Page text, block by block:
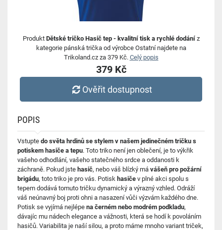
Produkt Dětské tričko Hasič tep - kvalitní tisk a rychlé dodáníz
kategorie pánská trička od výrobce Ostatní najdete na
Trikoland.cz za 379 Kč. Celý popis
379 Kč
Ověřit dostupnost
POPIS
Vstupte do světa hrdinů se stylem v našem jedinečném tričku s
potiskem hasiče a tepu. Toto triko není jen oblečení, je to výkřik
vašeho odhodlání, vašeho statečného srdce a oddanosti k
záchraně. Pokud jste hasič, nebo váš blízký má vášeň pro požární
brigádu, toto triko je pro vás. Potisk hasiče v plné akci spolu s
tepem dodává tomuto tričku dynamický a výrazný vzhled. Odráží
váš neúnavný boj proti ohni a nasazení vůči výzvám každého dne.
Potisk se vyjímá nejlépe na černém nebo modrém podkladu,
dávajíc mu nádech elegance a vážnosti, která se hodí k povoláním
hasičů. Variabilita je naší silou, a proto máme mnoho variant triček,